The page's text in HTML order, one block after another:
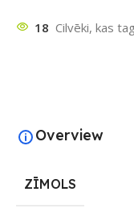
18 Cilvēki, kas
Overview
ZĪMOLS